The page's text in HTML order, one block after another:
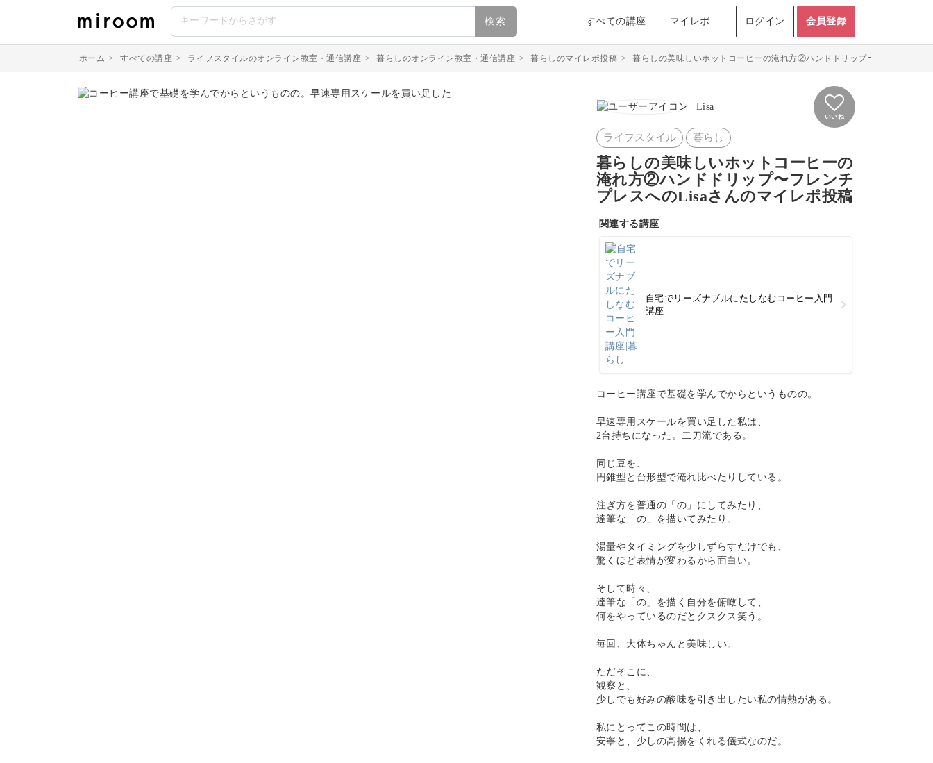
検索 すべての講座 マイレポ ログイン 会員登録
ホーム > すべての講座 > ライフスタイルのオンライン教室・通信講座 > 暮らしのオンライン教室・通信講座 > 暮らしのマイレポ投稿 > 暮らしの美味しいホットコーヒーの淹れ方②ハンドドリップ〜フレンチプレ
Lisa
いいね
ライフスタイル 暮らし
暮らしの美味しいホットコーヒーの
淹れ方②ハンドドリップ〜フレンチ
プレスへのLisaさんのマイレポ投稿
関連する講座
自宅でリーズナブルにたしなむコーヒー入門
講座
コーヒー講座で基礎を学んでからというものの。
早速専用スケールを買い足した私は、
2台持ちになった。二刀流である。
同じ豆を、
円錐型と台形型で淹れ比べたりしている。
注ぎ方を普通の「の」にしてみたり、
達筆な「の」を描いてみたり。
湯量やタイミングを少しずらすだけでも、
驚くほど表情が変わるから面白い。
そして時々、
達筆な「の」を描く自分を俯瞰して、
何をやっているのだとクスクス笑う。
毎回、大体ちゃんと美味しい。
ただそこに、
観察と、
少しでも好みの酸味を引き出したい私の情熱がある。
私にとってこの時間は、
安寧と、少しの高揚をくれる儀式なのだ。